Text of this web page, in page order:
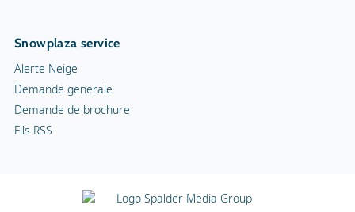
Snowplaza service
Alerte Neige
Demande generale
Demande de brochure
Fils RSS